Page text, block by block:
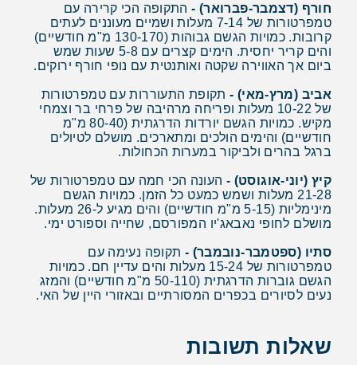
חורף (דצמבר-פברואר) -התקופה הכי קרירה עם
טמפרטורות של 7-14 מעלות ושמיים מעוננים לעתים
קרובות. כמויות הגשם גבוהות (130-170 מ"מ חודשיים)
והים קריר יחסית. הימים קצרים עם 5-8 שעות שמש
ביום אך האווירה שקטה ואותנטית עם נופי חורף ירוקים.
אביב (מרץ-מאי) - תקופת התעוררות עם טמפרטורות
של 10-22 מעלות ופריחה מרהיבה של פרחי בר וצמחי
מקיש. כמויות הגשם יורדות הדרגתית (80-40 מ"מ
חודשיים) והימים הולכים ומתארכים. מושלם לטיולים
ברגל בהרים ולביקור במערות הכחולות.
קיץ (יוני-אוגוסט) - העונה הכי חמה עם טמפרטורות של
21-28 מעלות ושמש כמעט כל הזמן. כמויות הגשם
מינימליות (5-15 מ"מ חודשיים) והים מגיע ל-26 מעלות.
מושלם לחופי נאבאג'יו המפורסם, שחייה וספורט ימי.
סתיו (ספטמבר-נובמבר) - תקופה נעימה עם
טמפרטורות של 15-24 מעלות והים עדיין חם. כמויות
הגשם גוברות הדרגתית (50-110 מ"מ חודשיים) והמזג
נעים לסיורים בכפרים המסורתיים ובאזורי היין של האי.
שאלות תשובות